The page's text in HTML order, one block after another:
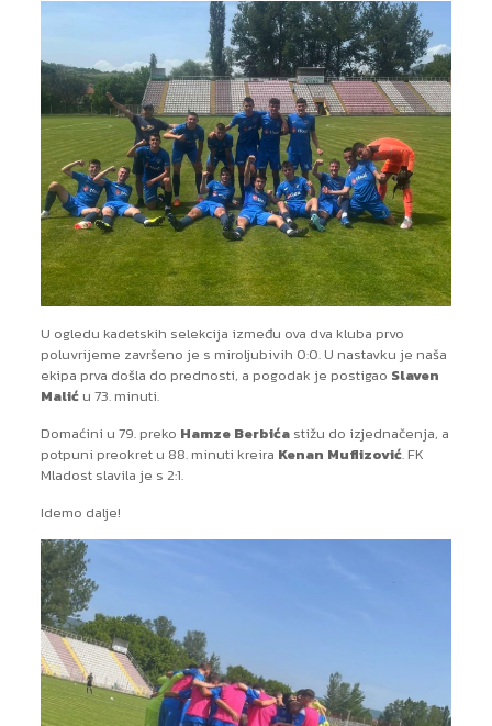
U ogledu kadetskih selekcija između ova dva kluba prvo
poluvrijeme završeno je s miroljubivih 0:0. U nastavku je naša
ekipa prva došla do prednosti, a pogodak je postigao Slaven
Maliću 73. minuti.
Domaćini u 79. preko Hamze Berbićastižu do izjednačenja, a
potpuni preokret u 88. minuti kreira Kenan Muflizović. FK
Mladost slavila je s 2:1.
Idemo dalje!